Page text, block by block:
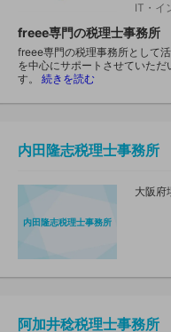
IT・イ
freee専門の税理士事務所
freee専門の税理事務所として
を中心にサポートさせていた
す。 続きを読む
内田隆志税理士事務所
内田隆志税理士事務所
大阪府
阿加井稔税理士事務所